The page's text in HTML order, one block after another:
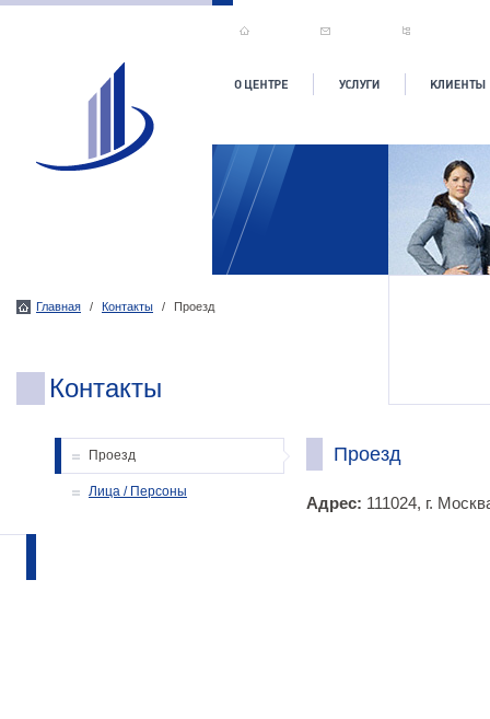
Главная / Контакты / Проезд
Контакты
Проезд
Лица / Персоны
Проезд
Адрес: 111024, г.